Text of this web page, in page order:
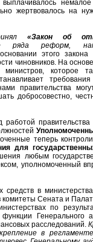
немалое
жертвовалось на
«Закон об
ряда реформ,
этого закона
чиновников. На
которое
правительства
добросовестно,
теперь
для
любым
уполномоченный
в
комитеты Сената и
по
Генерального
расследований.
в